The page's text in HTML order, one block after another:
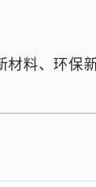
料、环保